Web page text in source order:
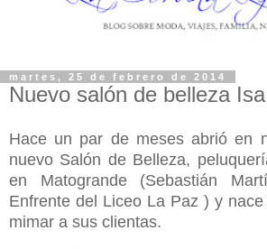
martes, 25 de febrero de 2014
Nuevo salón de belleza
Hace un par de meses abrió en
nuevo Salón de Belleza,
en Matogrande (Sebastián
Enfrente del Liceo La Paz ) y
mimar a sus clientas.